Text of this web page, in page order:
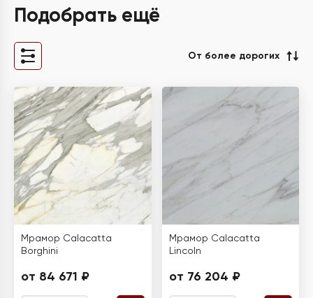
Подобрать ещё
От более дорогих
Мрамор Calacatta
Borghini
от 84 671 ₽
Мрамор Calacatta
Lincoln
от 76 204 ₽